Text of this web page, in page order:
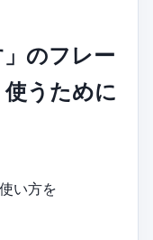
」のフレー
うために
い方を